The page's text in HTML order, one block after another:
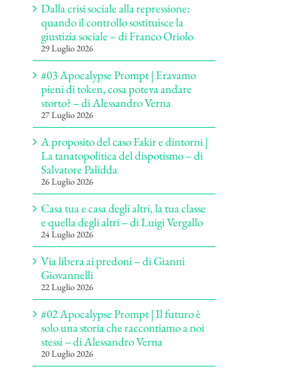
Dalla crisi sociale alla repressione:
quando il controllo sostituisce la
giustizia sociale – di Franco Oriolo
29 Luglio 2026
#03 Apocalypse Prompt | Eravamo
pieni di token, cosa poteva andare
storto? – di Alessandro Verna
27 Luglio 2026
A proposito del caso Fakir e dintorni |
La tanatopolitica del dispotismo – di
Salvatore Palidda
26 Luglio 2026
Casa tua e casa degli altri, la tua classe
e quella degli altri – di Luigi Vergallo
24 Luglio 2026
Via libera ai predoni – di Gianni
Giovannelli
22 Luglio 2026
#02 Apocalypse Prompt | Il futuro è
solo una storia che raccontiamo a noi
stessi – di Alessandro Verna
20 Luglio 2026